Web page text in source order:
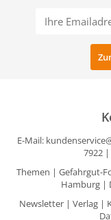
E-Mail:
7922 |
Themen | Gefahrgut-
Hamburg|
Newsletter| Verlag|